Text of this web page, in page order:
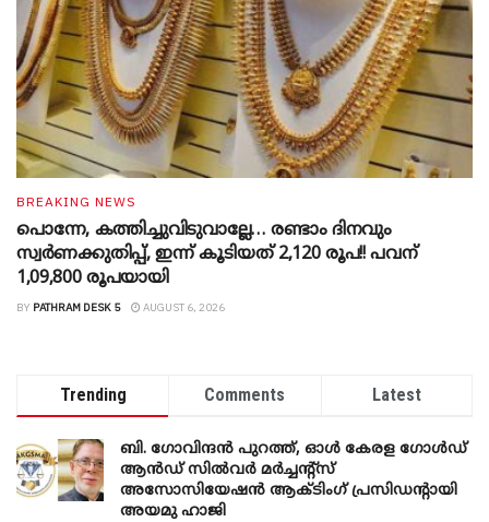
BREAKING NEWS
പൊന്നേ, കത്തിച്ചുവിടുവാല്ലേ… രണ്ടാം ദിനവും
സ്വർണക്കുതിപ്പ്, ഇന്ന് കൂടിയത് 2,120 രൂപ!! പവന്
1,09,800 രൂപയായി
BY PATHRAM DESK 5 AUGUST 6, 2026
Trending Comments Latest
ബി. ​ഗോവിന്ദൻ പുറത്ത്, ഓൾ കേരള ഗോൾഡ്
ആൻഡ് സിൽവർ മർച്ചന്റ്സ്
അസോസിയേഷൻ ആക്ടിംഗ് പ്രസിഡന്റായി
അയമു ഹാജി